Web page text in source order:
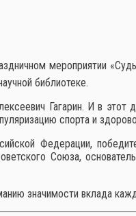
мероприятии
библиотеке.
Гагарин. И в этот
спорта и
Федерации,
Союза,
значимости вклада